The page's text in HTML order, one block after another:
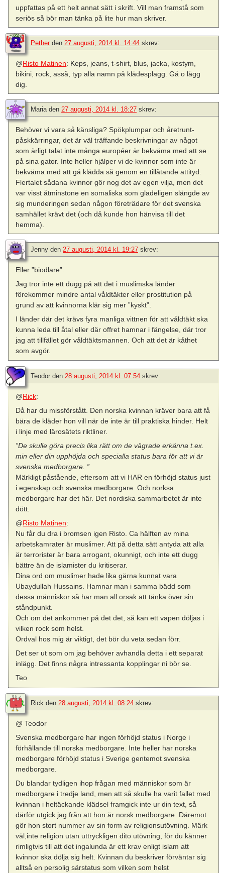
uppfattas på ett helt annat sätt i skrift. Vill man framstå som
seriös så bör man tänka på lite hur man skriver.
Pether den 27 augusti, 2014 kl. 14:44 skrev:
@Risto Matinen: Keps, jeans, t-shirt, blus, jacka, kostym,
bikini, rock, asså, typ alla namn på klädesplagg. Gå o lägg
dig.
Maria den 27 augusti, 2014 kl. 18:27 skrev:
Behöver vi vara så känsliga? Spökplumpar och åretrunt-
påskkärringar, det är väl träffande beskrivningar av något
som ärligt talat inte många européer är bekväma med att se
på sina gator. Inte heller hjälper vi de kvinnor som inte är
bekväma med att gå klädda så genom en tillåtande attityd.
Flertalet sådana kvinnor gör nog det av egen vilja, men det
var visst åtminstone en somaliska som gladeligen slängde av
sig munderingen sedan någon företrädare för det svenska
samhället krävt det (och då kunde hon hänvisa till det
hemma).
Jenny den 27 augusti, 2014 kl. 19:27 skrev:
Eller ”biodlare”.
Jag tror inte ett dugg på att det i muslimska länder
förekommer mindre antal våldtäkter eller prostitution på
grund av att kvinnorna klär sig mer ”kyskt”.
I länder där det krävs fyra manliga vittnen för att våldtäkt ska
kunna leda till åtal eller där offret hamnar i fängelse, där tror
jag att tillfället gör våldtäktsmannen. Och att det är kåthet
som avgör.
Teodor den 28 augusti, 2014 kl. 07:54 skrev:
@Rick:
Då har du missförstått. Den norska kvinnan kräver bara att få
bära de kläder hon vill när de inte är till praktiska hinder. Helt
i linje med lärosätets riktliner.
”De skulle göra precis lika rätt om de vägrade erkänna t.ex.
min eller din upphöjda och specialla status bara för att vi är
svenska medborgare. ”
Märkligt påstående, eftersom att vi HAR en förhöjd status just
i egenskap och svenska medborgare. Och norksa
medborgare har det här. Det nordiska sammarbetet är inte
dött.
@Risto Matinen:
Nu får du dra i bromsen igen Risto. Ca hälften av mina
arbetskamrater är muslimer. Att på detta sätt antyda att alla
är terrorister är bara arrogant, okunnigt, och inte ett dugg
bättre än de islamister du kritiserar.
Dina ord om muslimer hade lika gärna kunnat vara
Ubaydullah Hussains. Hamnar man i samma bädd som
dessa människor så har man all orsak att tänka över sin
ståndpunkt.
Och om det ankommer på det det, så kan ett vapen döljas i
vilken rock som helst.
Ordval hos mig är viktigt, det bör du veta sedan förr.
Det ser ut som om jag behöver avhandla detta i ett separat
inlägg. Det finns några intressanta kopplingar ni bör se.
Teo
Rick den 28 augusti, 2014 kl. 08:24 skrev:
@ Teodor
Svenska medborgare har ingen förhöjd status i Norge i
förhållande till norska medborgare. Inte heller har norska
medborgare förhöjd status i Sverige gentemot svenska
medborgare.
Du blandar tydligen ihop frågan med människor som är
medborgare i tredje land, men att så skulle ha varit fallet med
kvinnan i heltäckande klädsel framgick inte ur din text, så
därför utgick jag från att hon är norsk medborgare. Däremot
gör hon stort nummer av sin form av religionsutövning. Märk
väl,inte religion utan uttryckligen dito utövning, för du känner
rimligtvis till att det ingalunda är ett krav enligt islam att
kvinnor ska dölja sig helt. Kvinnan du beskriver förväntar sig
alltså en persolig särstatus som vilken som helst